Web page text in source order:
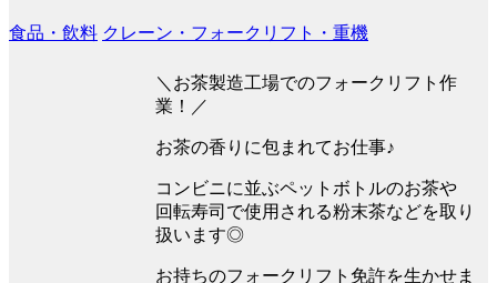
食品・飲料 クレーン・フォークリフト・重機
＼お茶製造工場でのフォークリフト作
業！／
お茶の香りに包まれてお仕事♪
コンビニに並ぶペットボトルのお茶や
回転寿司で使用される粉末茶などを取り
扱います◎
お持ちのフォークリフト免許を生かせま